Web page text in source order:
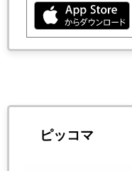
ピッコマ